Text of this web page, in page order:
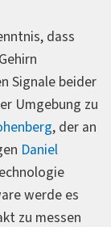
dass
Signale beider
Umgebung zu
, der an
Daniel
werde es
zu messen